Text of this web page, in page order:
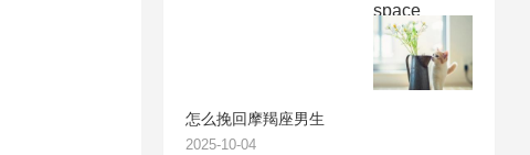
space
怎么挽回摩羯座男生
2025-10-04